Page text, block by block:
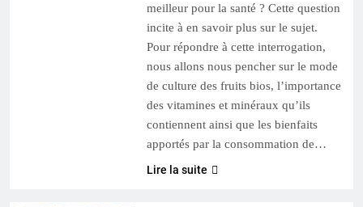
meilleur pour la santé ? Cette question
incite à en savoir plus sur le sujet.
Pour répondre à cette interrogation,
nous allons nous pencher sur le mode
de culture des fruits bios, l’importance
des vitamines et minéraux qu’ils
contiennent ainsi que les bienfaits
apportés par la consommation de…
Lire la suite